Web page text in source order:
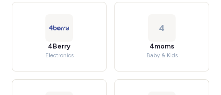
4Berry
Electronics
4
4moms
Baby & Kids